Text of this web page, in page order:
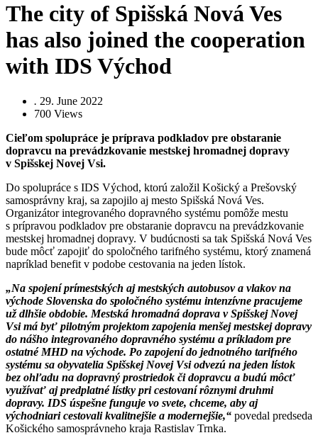
The city of Spišská Nová Ves
has also joined the cooperation
with IDS Východ
. 29. June 2022
700 Views
Cieľom spolupráce je príprava podkladov pre obstaranie
dopravcu na prevádzkovanie mestskej hromadnej dopravy
v Spišskej Novej Vsi.
Do spolupráce s IDS Východ, ktorú založil Košický a Prešovský
samosprávny kraj, sa zapojilo aj mesto Spišská Nová Ves.
Organizátor integrovaného dopravného systému pomôže mestu
s prípravou podkladov pre obstaranie dopravcu na prevádzkovanie
mestskej hromadnej dopravy. V budúcnosti sa tak Spišská Nová Ves
bude môcť zapojiť do spoločného tarifného systému, ktorý znamená
napríklad benefit v podobe cestovania na jeden lístok.
„Na spojení prímestských aj mestských autobusov a vlakov na
východe Slovenska do spoločného systému intenzívne pracujeme
už dlhšie obdobie. Mestská hromadná doprava v Spišskej Novej
Vsi má byť pilotným projektom zapojenia menšej mestskej dopravy
do nášho integrovaného dopravného systému a príkladom pre
ostatné MHD na východe. Po zapojení do jednotného tarifného
systému sa obyvatelia Spišskej Novej Vsi odvezú na jeden lístok
bez ohľadu na dopravný prostriedok či dopravcu a budú môcť
využívať aj predplatné lístky pri cestovaní rôznymi druhmi
dopravy. IDS úspešne funguje vo svete, chceme, aby aj
východniari cestovali kvalitnejšie a modernejšie,“ povedal predseda
Košického samosprávneho kraja Rastislav Trnka.